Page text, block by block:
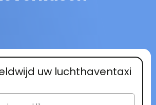
uw luchthaventaxi